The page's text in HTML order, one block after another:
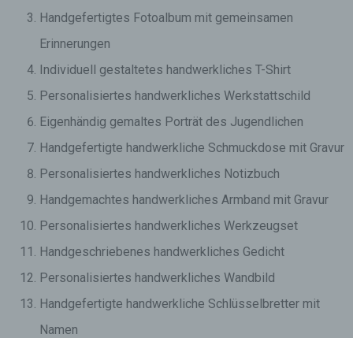
Handgefertigtes Fotoalbum mit gemeinsamen
Erinnerungen
Individuell gestaltetes handwerkliches T-Shirt
Personalisiertes handwerkliches Werkstattschild
Eigenhändig gemaltes Porträt des Jugendlichen
Handgefertigte handwerkliche Schmuckdose mit Gravur
Personalisiertes handwerkliches Notizbuch
Handgemachtes handwerkliches Armband mit Gravur
Personalisiertes handwerkliches Werkzeugset
Handgeschriebenes handwerkliches Gedicht
Personalisiertes handwerkliches Wandbild
Handgefertigte handwerkliche Schlüsselbretter mit
Namen